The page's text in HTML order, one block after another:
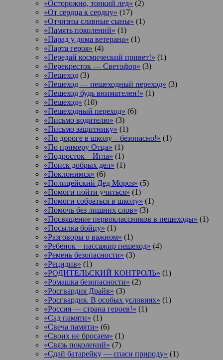
«Осторожно, тонкий лед» (2)
«От сердца к сердцу» (17)
«Отчизны славные сыны» (1)
«Память поколений» (1)
«Парад у дома ветерана» (1)
«Парта героя» (4)
«Передай космический привет!» (1)
«Перекресток — Светофор» (3)
«Пешеход (3)
«Пешеход — пешеходный переход» (3)
«Пешеход будь внимателен!» (1)
«Пешеход» (10)
«Пешеходный переход» (6)
«Письмо водителю» (3)
«Письмо защитнику» (1)
«По дороге в школу – безопасно!» (1)
«По примеру Отца» (1)
«Подросток ‒ Игла» (1)
«Поиск добрых дел» (1)
«Поклонимся» (6)
«Полицейский Дед Мороз» (5)
«Помоги пойти учиться» (1)
«Помоги собраться в школу» (1)
«Помочь без лишних слов» (3)
«Посвящение первоклассников в пешеходы» (1)
«Посылка бойцу» (1)
«Разговоры о важном» (1)
«Ребенок – пассажир пешеход» (4)
«Ремень безопасности» (3)
«Рецидив» (1)
«РОДИТЕЛЬСКИЙ КОНТРОЛЬ» (1)
«Ромашка безопасности» (2)
«Росгвардия Драйв» (3)
«Росгвардия. В особых условиях» (1)
«Россия — страна героев!» (1)
«Сад памяти» (1)
«Свеча памяти» (6)
«Своих не бросаем» (1)
«Связь поколений» (7)
«Сдай батарейку — спаси природу» (1)